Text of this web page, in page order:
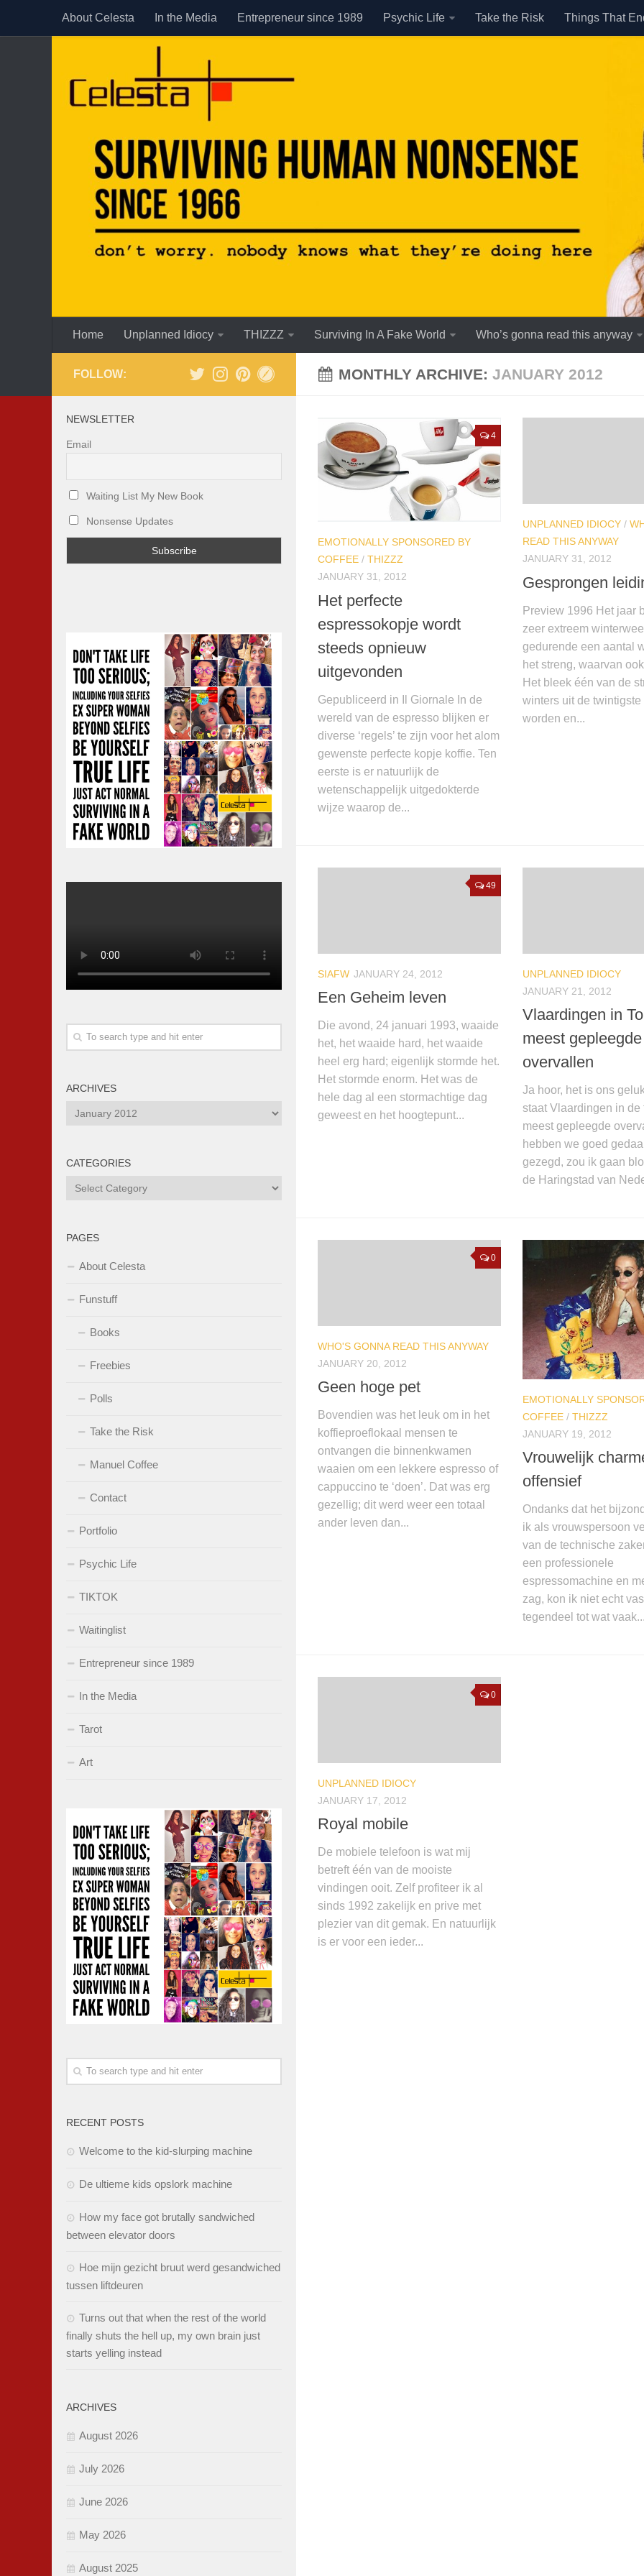
About Celesta In the Media Entrepreneur since 1989 Psychic Life Take the Risk Things That
Home Unplanned Idiocy THIZZZ Surviving In A Fake World Who’s gonna read this anyway
MONTHLY ARCHIVE: JANUARY 2012
4
EMOTIONALLY SPONSORED BY
COFFEE / THIZZZ
JANUARY 31, 2012
Het perfecte
espressokopje wordt
steeds opnieuw
uitgevonden
Gepubliceerd in Il Giornale In de
wereld van de espresso blijken er
diverse ‘regels’ te zijn voor het alom
gewenste perfecte kopje koffie. Ten
eerste is er natuurlijk de
wetenschappelijk uitgedokterde
wijze waarop de...
UNPLANNED IDIOCY /
READ THIS ANYWAY
JANUARY 31, 2012
Gesprongen
Preview 1996 Het jaar
zeer extreem
gedurende een aantal
het streng, waarvan
Het bleek één van de
winters uit de twintigste
worden en...
49
SIAFW JANUARY 24, 2012
Een Geheim leven
Die avond, 24 januari 1993, waaide
het, het waaide hard, het waaide
heel erg hard; eigenlijk stormde het.
Het stormde enorm. Het was de
hele dag al een stormachtige dag
geweest en het hoogtepunt...
UNPLANNED IDIOCY
JANUARY 21, 2012
Vlaardingen in
meest gepleegde
overvallen
Ja hoor, het is ons
staat Vlaardingen in de
meest gepleegde
hebben we goed
gezegd, zou ik gaan
de Haringstad van
0
WHO'S GONNA READ THIS ANYWAY
JANUARY 20, 2012
Geen hoge pet
Bovendien was het leuk om in het
koffieproeflokaal mensen te
ontvangen die binnenkwamen
waaien om een lekkere espresso of
cappuccino te ‘doen’. Dat was erg
gezellig; dit werd weer een totaal
ander leven dan...
EMOTIONALLY
COFFEE / THIZZZ
JANUARY 19, 2012
Vrouwelijk
offensief
Ondanks dat het
ik als vrouwspersoon
van de technische
een professionele
espressomachine en
zag, kon ik niet echt
tegendeel tot wat
0
UNPLANNED IDIOCY
JANUARY 17, 2012
Royal mobile
De mobiele telefoon is wat mij
betreft één van de mooiste
vindingen ooit. Zelf profiteer ik al
sinds 1992 zakelijk en prive met
plezier van dit gemak. En natuurlijk
is er voor een ieder...
FOLLOW:
NEWSLETTER
Email
Waiting List My New Book
Nonsense Updates
ARCHIVES
Archives
CATEGORIES
Categories
PAGES
About Celesta
Funstuff
Books
Freebies
Polls
Take the Risk
Manuel Coffee
Contact
Portfolio
Psychic Life
TIKTOK
Waitinglist
Entrepreneur since 1989
In the Media
Tarot
Art
RECENT POSTS
Welcome to the kid-slurping machine
De ultieme kids opslork machine
How my face got brutally sandwiched
between elevator doors
Hoe mijn gezicht bruut werd gesandwiched
tussen liftdeuren
Turns out that when the rest of the world
finally shuts the hell up, my own brain just
starts yelling instead
ARCHIVES
August 2026
July 2026
June 2026
May 2026
August 2025